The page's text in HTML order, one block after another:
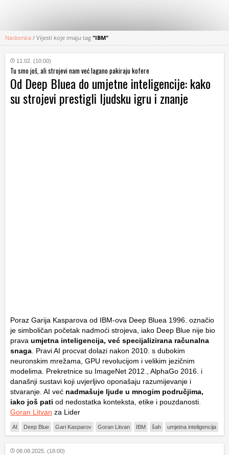
KATEGORIJE
HRVATSKI
WEB
Naslovnica / Vijesti koje imaju tag "IBM"
11.02. (10:00)
Tu smo još, ali strojevi nam već lagano pakiraju kofere
Od Deep Bluea do umjetne inteligencije: kako
su strojevi prestigli ljudsku igru i znanje
Poraz Garija Kasparova od IBM-ova Deep Bluea 1996. označio
je simboličan početak nadmoći strojeva, iako Deep Blue nije bio
prava umjetna inteligencija, već specijalizirana računalna
snaga . Pravi AI procvat dolazi nakon 2010. s dubokim
neuronskim mrežama, GPU revolucijom i velikim jezičnim
modelima. Prekretnice su ImageNet 2012., AlphaGo 2016. i
današnji sustavi koji uvjerljivo oponašaju razumijevanje i
stvaranje. AI već nadmašuje ljude u mnogim područjima,
iako još pati od nedostatka konteksta, etike i pouzdanosti.
Goran Litvan za Lider
AI Deep Blue Gari Kasparov Goran Litvan IBM šah umjetna inteligencija
08.08.2025. (18:00)